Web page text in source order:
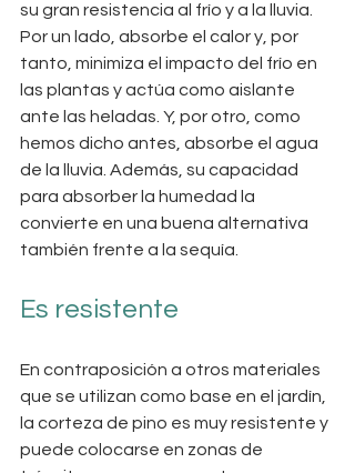
su gran resistencia al frío y a la lluvia.
Por un lado, absorbe el calor y, por
tanto, minimiza el impacto del frío en
las plantas y actúa como aislante
ante las heladas. Y, por otro, como
hemos dicho antes, absorbe el agua
de la lluvia. Además, su capacidad
para absorber la humedad la
convierte en una buena alternativa
también frente a la sequía.
Es resistente
En contraposición a otros materiales
que se utilizan como base en el jardín,
la corteza de pino es muy resistente y
puede colocarse en zonas de